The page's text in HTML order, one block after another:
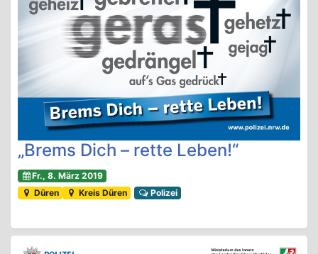
„Brems Dich – rette Leben!“
Fr., 8. März 2019
Düren
Kreis Düren Polizei